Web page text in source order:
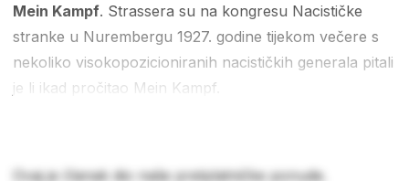
Mein Kampf. Strassera su na kongresu Nacističke
stranke u Nurembergu 1927. godine tijekom večere s
nekoliko visokopozicioniranih nacističkih generala pitali
je li ikad pročitao Mein Kampf.
Ovaj je članak dio naše pretplatničke ponude.